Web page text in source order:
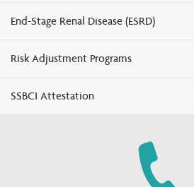
End-Stage Renal Disease (ESRD)
Risk Adjustment Programs
SSBCI Attestation